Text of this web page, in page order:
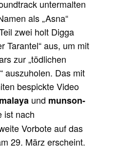
untermalten
als „Asna“
zwei holt Digga
Tarantel“ aus, um mit
zur „tödlichen
auszuholen. Das mit
bespickte Video
und munson-
ist nach
Vorbote auf das
29. März erscheint.